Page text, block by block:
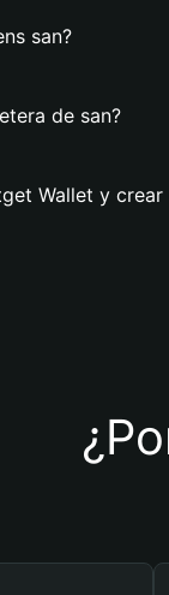
san?
de san?
Wallet y